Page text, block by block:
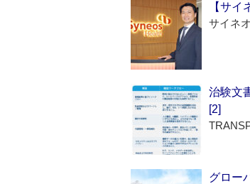
【サ
サイネ
治験文
[2]
グロー